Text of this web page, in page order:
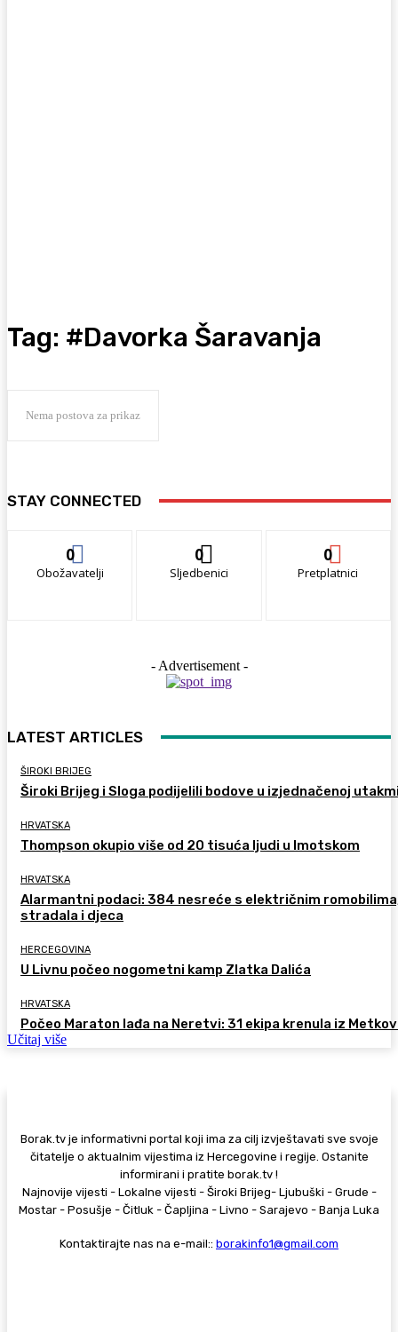
Tag: #Davorka Šaravanja
Nema postova za prikaz
STAY CONNECTED
0
Obožavatelji
0
Sljedbenici
0
Pretplatnici
- Advertisement -
LATEST ARTICLES
ŠIROKI BRIJEG
Široki Brijeg i Sloga podijelili bodove u izjednačenoj
HRVATSKA
Thompson okupio više od 20 tisuća ljudi u Imotskom
HRVATSKA
Alarmantni podaci: 384 nesreće s električnim
stradala i djeca
HERCEGOVINA
U Livnu počeo nogometni kamp Zlatka Dalića
HRVATSKA
Počeo Maraton lađa na Neretvi: 31 ekipa krenula iz
Učitaj više
Borak.tv je informativni portal koji ima za cilj izvještavati sve svoje
čitatelje o aktualnim vijestima iz Hercegovine i regije. Ostanite
informirani i pratite borak.tv !
Najnovije vijesti - Lokalne vijesti - Široki Brijeg- Ljubuški - Grude -
Mostar - Posušje - Čitluk - Čapljina - Livno - Sarajevo - Banja Luka
Kontaktirajte nas na e-mail:: borakinfo1@gmail.com